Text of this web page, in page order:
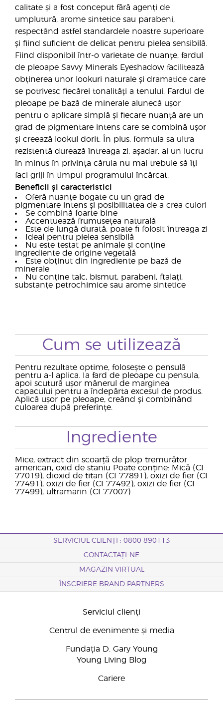
calitate și a fost conceput fără agenți de
umplutură, arome sintetice sau parabeni,
respectând astfel standardele noastre superioare
și fiind suficient de delicat pentru pielea sensibilă.
Fiind disponibil într-o varietate de nuanțe, fardul
de pleoape Savvy Minerals Eyeshadow facilitează
obținerea unor lookuri naturale și dramatice care
se potrivesc fiecărei tonalități a tenului. Fardul de
pleoape pe bază de minerale alunecă ușor
pentru o aplicare simplă și fiecare nuanță are un
grad de pigmentare intens care se combină ușor
și creează lookul dorit. În plus, formula sa ultra
rezistentă durează întreaga zi, așadar, ai un lucru
în minus în privința căruia nu mai trebuie să îți
faci griji în timpul programului încărcat.
Beneficii și caracteristici
Oferă nuanțe bogate cu un grad de
pigmentare intens și posibilitatea de a crea culori
Se combină foarte bine
Accentuează frumusețea naturală
Este de lungă durată, poate fi folosit întreaga zi
Ideal pentru pielea sensibilă
Nu este testat pe animale și conține
ingrediente de origine vegetală
Este obținut din ingrediente pe bază de
minerale
Nu conține talc, bismut, parabeni, ftalați,
substanțe petrochimice sau arome sintetice
Cum se utilizează
Pentru rezultate optime, folosește o pensulă
pentru a-l aplica. Ia fard de pleoape cu pensula,
apoi scutură ușor mânerul de marginea
capacului pentru a îndepărta excesul de produs.
Aplică ușor pe pleoape, creând și combinând
culoarea după preferințe.
Ingrediente
Mice, extract din scoarță de plop tremurător
american, oxid de staniu Poate conține: Mică (CI
77019), dioxid de titan (CI 77891), oxizi de fier (CI
77491), oxizi de fier (CI 77492), oxizi de fier (CI
77499), ultramarin (CI 77007)
SERVICIUL CLIENȚI : 0800 890113
CONTACTAȚI-NE
MAGAZIN VIRTUAL
ÎNSCRIERE BRAND PARTNERS
Serviciul clienți
Centrul de evenimente și media
Fundația D. Gary Young
Young Living Blog
Cariere